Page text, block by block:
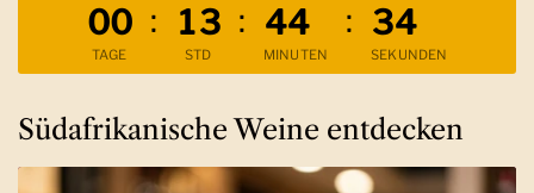
Verbleibende Zeit
00
TAGE
: 13
STD
: 44
MINUTEN
: 33
SEKUNDEN
Südafrikanische Weine entdecken